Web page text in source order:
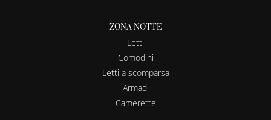
ZONA NOTTE
Letti
Comodini
Letti a scomparsa
Armadi
Camerette